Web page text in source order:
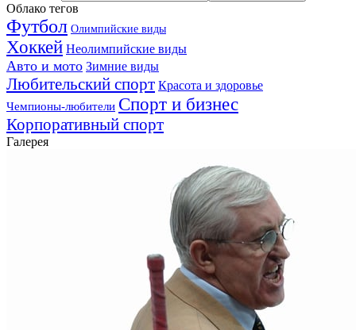
Облако тегов
Футбол Олимпийские виды
Хоккей Неолимпийские виды
Авто и мото Зимние виды
Любительский спорт Красота и здоровье
Чемпионы-любители Спорт и бизнес
Корпоративный спорт
Галерея